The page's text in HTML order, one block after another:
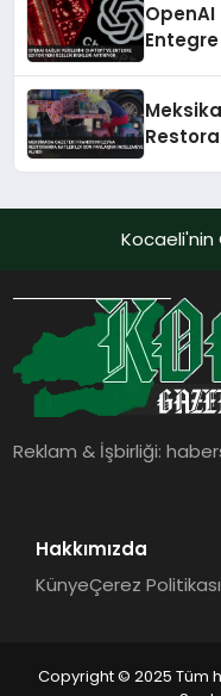
OpenAI
Reklam & İşbirliği:
Hakkımızda
KünyeÇerez Politikası
Copyright © 2025 Tüm